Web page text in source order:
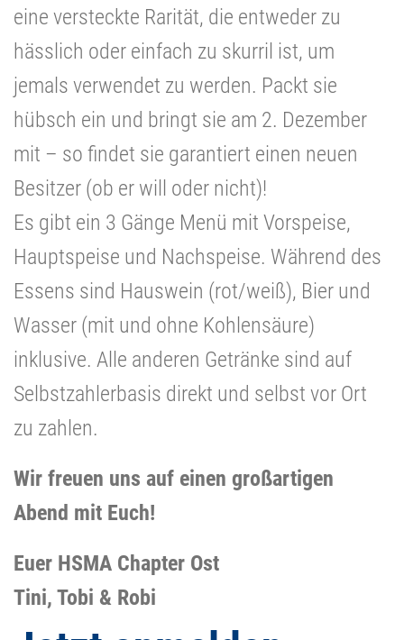
eine versteckte Rarität, die entweder zu
hässlich oder einfach zu skurril ist, um
jemals verwendet zu werden. Packt sie
hübsch ein und bringt sie am 2. Dezember
mit – so findet sie garantiert einen neuen
Besitzer (ob er will oder nicht)!
Es gibt ein 3 Gänge Menü mit Vorspeise,
Hauptspeise und Nachspeise. Während des
Essens sind Hauswein (rot/weiß), Bier und
Wasser (mit und ohne Kohlensäure)
inklusive. Alle anderen Getränke sind auf
Selbstzahlerbasis direkt und selbst vor Ort
zu zahlen.
Wir freuen uns auf einen großartigen
Abend mit Euch!
Euer HSMA Chapter Ost
Tini, Tobi & Robi